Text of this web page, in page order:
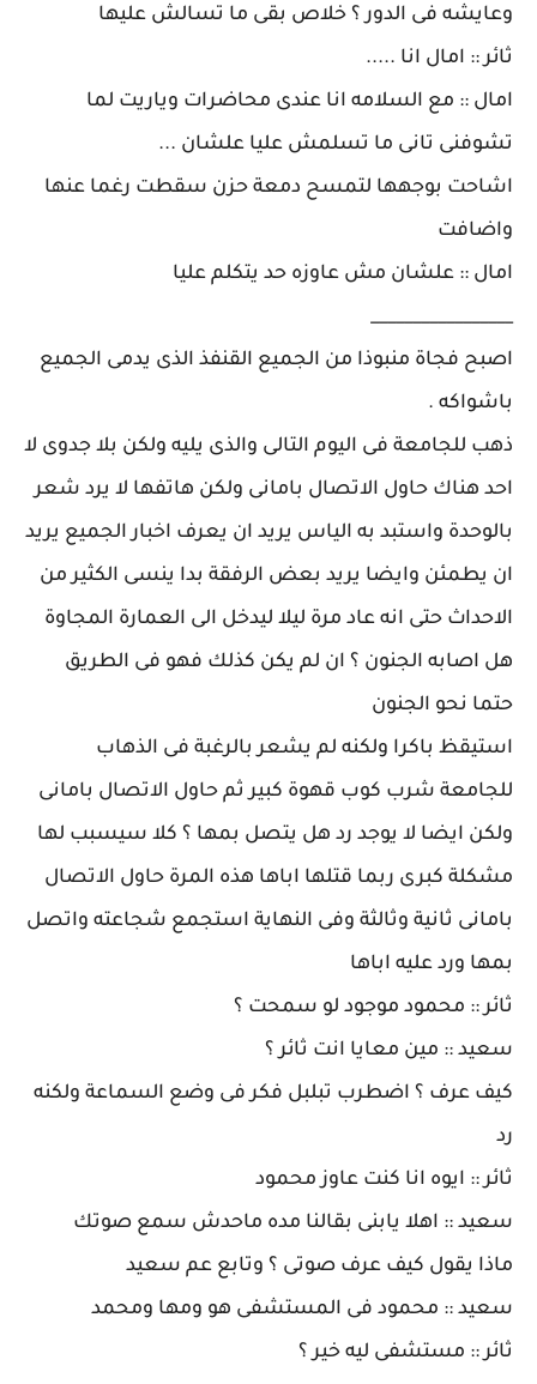
وعايشه فى الدور ؟ خلاص بقى ما تسالش عليها
ثائر :: امال انا .....
امال :: مع السلامه انا عندى محاضرات وياريت لما
تشوفنى تانى ما تسلمش عليا علشان ...
اشاحت بوجهها لتمسح دمعة حزن سقطت رغما عنها
واضافت
امال :: علشان مش عاوزه حد يتكلم عليا
_________________
اصبح فجاة منبوذا من الجميع القنفذ الذى يدمى الجميع
باشواكه .
ذهب للجامعة فى اليوم التالى والذى يليه ولكن بلا جدوى لا
احد هناك حاول الاتصال بامانى ولكن هاتفها لا يرد شعر
بالوحدة واستبد به الياس يريد ان يعرف اخبار الجميع يريد
ان يطمئن وايضا يريد بعض الرفقة بدا ينسى الكثير من
الاحداث حتى انه عاد مرة ليلا ليدخل الى العمارة المجاوة
هل اصابه الجنون ؟ ان لم يكن كذلك فهو فى الطريق
حتما نحو الجنون
استيقظ باكرا ولكنه لم يشعر بالرغبة فى الذهاب
للجامعة شرب كوب قهوة كبير ثم حاول الاتصال بامانى
ولكن ايضا لا يوجد رد هل يتصل بمها ؟ كلا سيسبب لها
مشكلة كبرى ربما قتلها اباها هذه المرة حاول الاتصال
بامانى ثانية وثالثة وفى النهاية استجمع شجاعته واتصل
بمها ورد عليه اباها
ثائر :: محمود موجود لو سمحت ؟
سعيد :: مين معايا انت ثائر ؟
كيف عرف ؟ اضطرب تبلبل فكر فى وضع السماعة ولكنه
رد
ثائر :: ايوه انا كنت عاوز محمود
سعيد :: اهلا يابنى بقالنا مده ماحدش سمع صوتك
ماذا يقول كيف عرف صوتى ؟ وتابع عم سعيد
سعيد :: محمود فى المستشفى هو ومها ومحمد
ثائر :: مستشفى ليه خير ؟